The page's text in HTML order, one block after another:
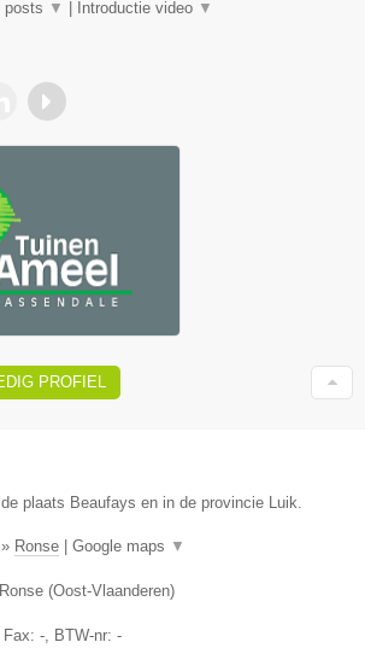
posts ▼ Introductie video ▼
PROFIEL
plaats Beaufays en in de provincie Luik.
» Ronse Google maps ▼
Ronse (Oost-Vlaanderen)
, Fax: - , BTW-nr: -